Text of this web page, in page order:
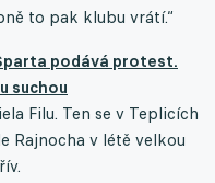
to pak klubu vrátí.“
podává protest.
suchou
Filu. Ten se v Teplicích
Rajnocha v létě velkou